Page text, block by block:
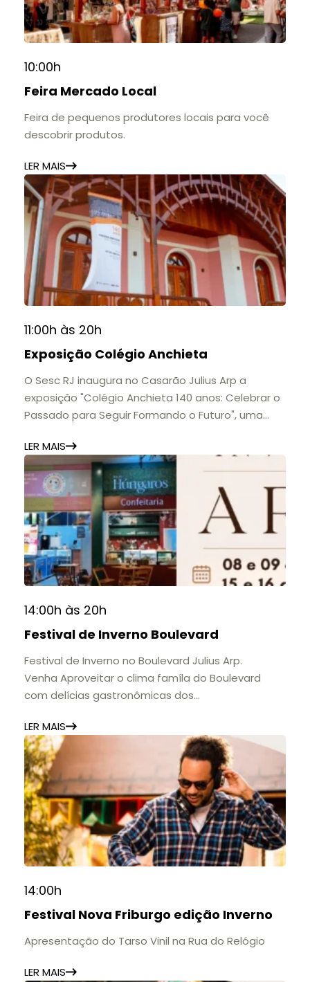
10:00h
Feira Mercado Local
Feira de pequenos produtores locais para você
descobrir produtos.
LER MAIS
11:00h às 20h
Exposição Colégio Anchieta
O Sesc RJ inaugura no Casarão Julius Arp a
exposição "Colégio Anchieta 140 anos: Celebrar o
Passado para Seguir Formando o Futuro", uma
importantes instituições de ensino de Nova
Friburgo e do Brasil.
A mostra convida o público a conhecer o legado
do Colégio Anchieta por meio de documentos,
histórias e marcos que evidenciam sua
contribuição para a educação, a cultura e a
formação de gerações.
📍 Casarão Julius Arp
📅 Até 30 de setembro
11h às 17h
🎟️ Entrada gratuita.
LER MAIS
14:00h às 20h
Festival de Inverno Boulevard
Festival de Inverno no Boulevard Julius Arp.
Venha Aproveitar o clima famíla do Boulevard
com delícias gastronômicas dos
LER MAIS
14:00h
Festival Nova Friburgo edição Inverno
Apresentação do Tarso Vinil na Rua do Relógio
LER MAIS